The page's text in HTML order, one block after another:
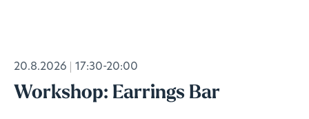
20.8.2026 17:30-20:00
Workshop: Earrings Bar